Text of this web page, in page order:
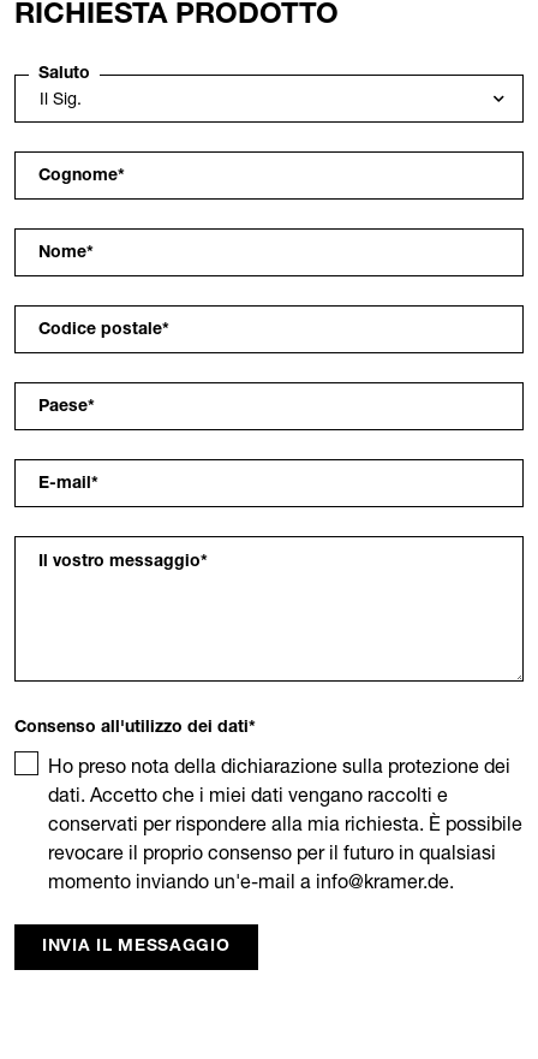
RICHIESTA PRODOTTO
Saluto
Cognome*
Nome*
Codice postale*
Paese*
E-mail *
Il vostro messaggio*
Consenso all'utilizzo dei dati*
Ho preso nota della dichiarazione sulla protezione dei
dati. Accetto che i miei dati vengano raccolti e
conservati per rispondere alla mia richiesta. È possibile
revocare il proprio consenso per il futuro in qualsiasi
momento inviando un'e-mail a info@kramer.de.
INVIA IL MESSAGGIO